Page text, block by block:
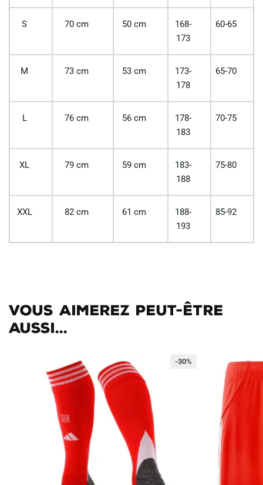
S 70 cm 50 cm
168-
173
60-65
M 73 cm 53 cm
173-
178
65-70
L 76 cm 56 cm
178-
183
70-75
XL 79 cm 59 cm
183-
188
75-80
XXL 82 cm 61 cm
188-
193
85-92
Vous aimerez peut-être
aussi...
-30%